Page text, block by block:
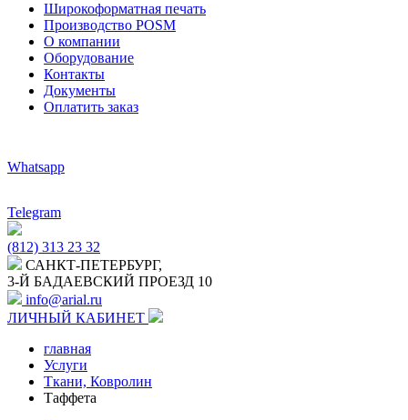
Широкоформатная печать
Производство POSM
О компании
Оборудование
Контакты
Документы
Оплатить заказ
Whatsapp
Telegram
(812) 313 23 32
САНКТ-ПЕТЕРБУРГ,
3-Й БАДАЕВСКИЙ ПРОЕЗД 10
info@arial.ru
ЛИЧНЫЙ КАБИНЕТ
главная
Услуги
Ткани, Ковролин
Таффета